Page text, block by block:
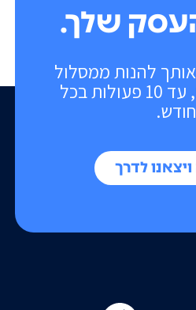
להנות ממסלול
פטור מתשלום, עד 10 פעולות בכל
חודש.
לדרך
שלך.